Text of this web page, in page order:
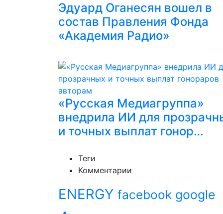
Эдуард Оганесян вошел в
состав Правления Фонда
«Академия Радио»
«Русская Медиагруппа»
внедрила ИИ для
и точных выплат гонор…
Теги
Комментарии
ENERGY facebook google